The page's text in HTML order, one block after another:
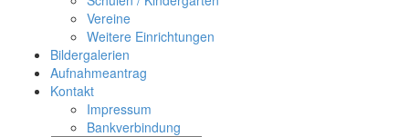
Vereine
Weitere Einrichtungen
Bildergalerien
Aufnahmeantrag
Kontakt
Impressum
Bankverbindung